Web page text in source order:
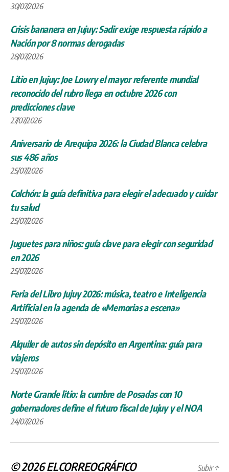
30/07/2026
Crisis bananera en Jujuy: Sadir exige respuesta rápido a
Nación por 8 normas derogadas
28/07/2026
Litio en Jujuy: Joe Lowry el mayor referente mundial
reconocido del rubro llega en octubre 2026 con
predicciones clave
27/07/2026
Aniversario de Arequipa 2026: la Ciudad Blanca celebra
sus 486 años
25/07/2026
Colchón: la guía definitiva para elegir el adecuado y cuidar
tu salud
25/07/2026
Juguetes para niños: guía clave para elegir con seguridad
en 2026
25/07/2026
Feria del Libro Jujuy 2026: música, teatro e Inteligencia
Artificial en la agenda de «Memorias a escena»
25/07/2026
Alquiler de autos sin depósito en Argentina: guía para
viajeros
25/07/2026
Norte Grande litio: la cumbre de Posadas con 10
gobernadores define el futuro fiscal de Jujuy y el NOA
24/07/2026
© 2026ELCORREOGRÁFICO Subir↑